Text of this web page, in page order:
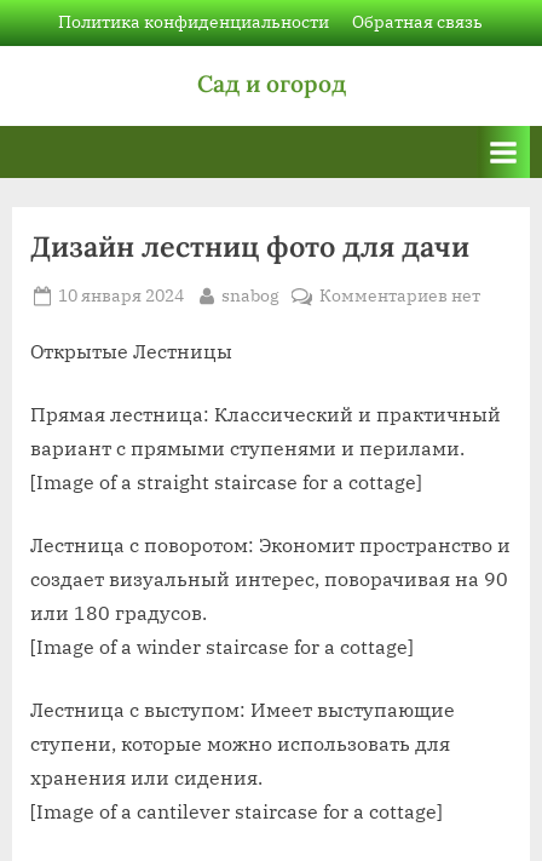
Skip
to
Политика конфиденциальности Обратная связь
Сад и огород
Дизайн лестниц фото для дачи
Posted
10 января 2024 By
snabog Комментариевк
дачи
нет
Открытые Лестницы
Прямая лестница: Классический и практичный
вариант с прямыми ступенями и перилами.
[Image of a straight staircase for a cottage]
Лестница с поворотом: Экономит пространство и
создает визуальный интерес, поворачивая на 90
или 180 градусов.
[Image of a winder staircase for a cottage]
Лестница с выступом: Имеет выступающие
ступени, которые можно использовать для
хранения или сидения.
[Image of a cantilever staircase for a cottage]